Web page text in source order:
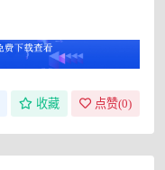
收藏 点赞(0)